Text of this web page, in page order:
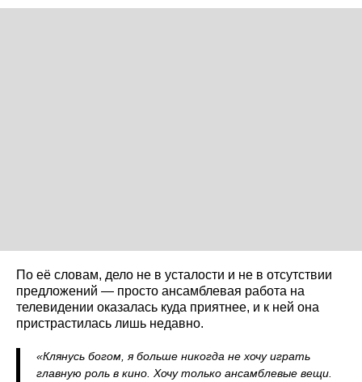
По её словам, дело не в усталости и не в отсутствии
предложений — просто ансамблевая работа на
телевидении оказалась куда приятнее, и к ней она
пристрастилась лишь недавно.
«Клянусь богом, я больше никогда не хочу играть
главную роль в кино. Хочу только ансамблевые вещи.